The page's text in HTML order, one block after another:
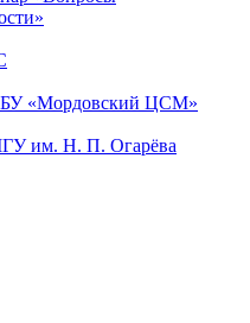
«Мордовский ЦСМ»
им. Н. П. Огарёва